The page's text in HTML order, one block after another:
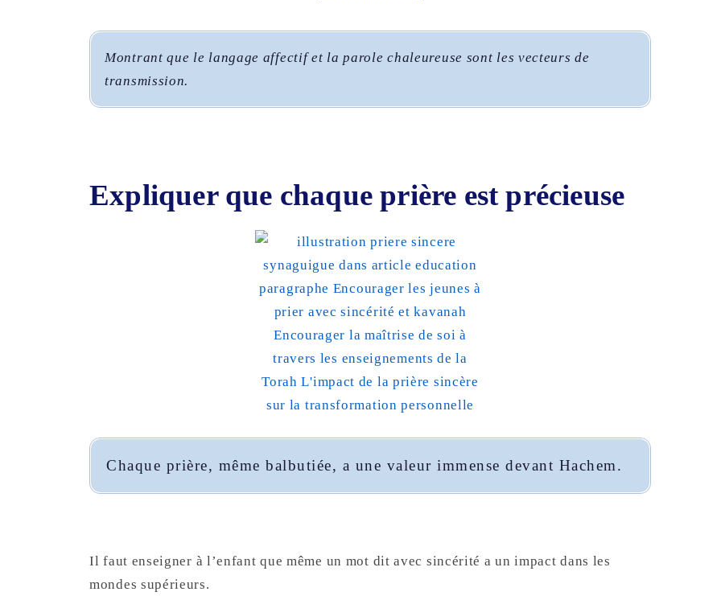
Montrant que le langage affectif et la parole chaleureuse sont les vecteurs de
transmission.
Expliquer que chaque prière est précieuse
Chaque prière, même balbutiée, a une valeur immense devant Hachem.
Il faut enseigner à l’enfant que même un mot dit avec sincérité a un impact dans les
mondes supérieurs.